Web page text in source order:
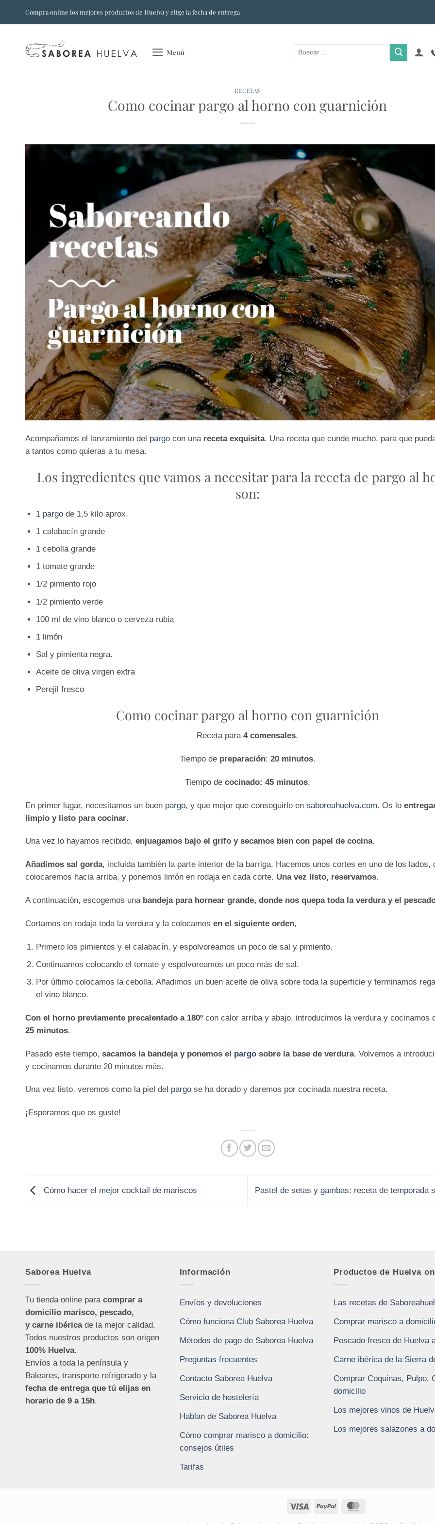
Compra online los mejores productos de Huelva y elige la fecha de entrega
Menú
RECETAS
Como cocinar pargo al horno con guarnición
Acompañamos el lanzamiento del pargo con una receta exquisita. Una receta que cunde mucho, para que
a tantos como quieras a tu mesa.
Los ingredientes que vamos a necesitar para la receta de pargo al
son:
1 pargode 1,5 kilo aprox.
1 calabacín grande
1 cebolla grande
1 tomate grande
1/2 pimiento rojo
1/2 pimiento verde
100 ml de vino blanco o cerveza rubia
1 limón
Sal y pimienta negra.
Aceite de oliva virgen extra
Perejil fresco
Como cocinar pargo al horno con guarnición
Receta para 4 comensales.
Tiempo de preparación: 20 minutos.
Tiempo de cocinado: 45 minutos.
En primer lugar, necesitamos un buen pargo, y que mejor que conseguirlo en saboreahuelva.com. Os lo
limpio y listo para cocinar.
Una vez lo hayamos recibido, enjuagamos bajo el grifo y secamos bien con papel de cocina.
Añadimos sal gorda, incluida también la parte interior de la barriga. Hacemos unos cortes en uno de los lados,
colocaremos hacia arriba, y ponemos limón en rodaja en cada corte. Una vez listo, reservamos.
A continuación, escogemos una bandeja para hornear grande, donde nos quepa toda la verdura y el
Cortamos en rodaja toda la verdura y la colocamos en el siguiente orden,
Primero los pimientos y el calabacín, y espolvoreamos un poco de sal y pimiento.
Continuamos colocando el tomate y espolvoreamos un poco más de sal.
Por último colocamos la cebolla. Añadimos un buen aceite de oliva sobre toda la superficie y terminamos
el vino blanco.
Con el horno previamente precalentado a 180º con calor arriba y abajo, introducimos la verdura y cocinamos
25 minutos.
Pasado este tiempo, sacamos la bandeja y ponemos el pargo sobre la base de verdura. Volvemos a
y cocinamos durante 20 minutos más.
Una vez listo, veremos como la piel del pargo se ha dorado y daremos por cocinada nuestra receta.
¡Esperamos que os guste!
Cómo hacer el mejor cocktail de mariscos Pastel de setas y gambas: receta de temporada
Saborea Huelva
Tu tienda online para comprar a
domicilio marisco, pescado,
y carne ibéricade la mejor calidad.
Todos nuestros productos son origen
100% Huelva.
Envíos a toda la península y
Baleares, transporte refrigerado y la
fecha de entrega que tú elijas en
horario de 9 a 15h.
Información
Envíos y devoluciones
Cómo funciona Club Saborea Huelva
Métodos de pago de Saborea Huelva
Preguntas frecuentes
Contacto Saborea Huelva
Servicio de hostelería
Hablan de Saborea Huelva
Cómo comprar marisco a domicilio:
consejos útiles
Tarifas
Productos de Huelva
Las recetas de
Comprar marisco a
Pescado fresco de Huelva
Carne ibérica de la Sierra
Comprar Coquinas, Pulpo,
domicilio
Los mejores vinos de
Los mejores salazones a
Visa PayPal